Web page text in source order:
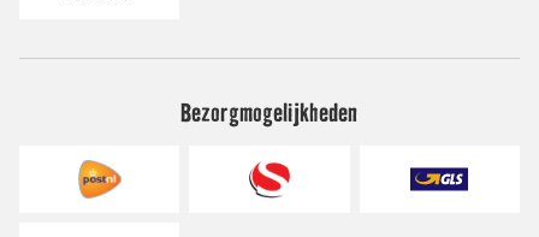
Bezorgmogelijkheden